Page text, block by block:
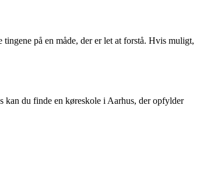
på en måde, der er let at forstå. Hvis muligt,
kan du finde en køreskole i Aarhus, der opfylder